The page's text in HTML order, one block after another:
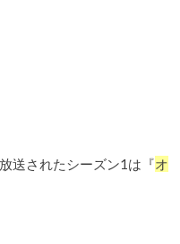
送されたシーズン1は『オ